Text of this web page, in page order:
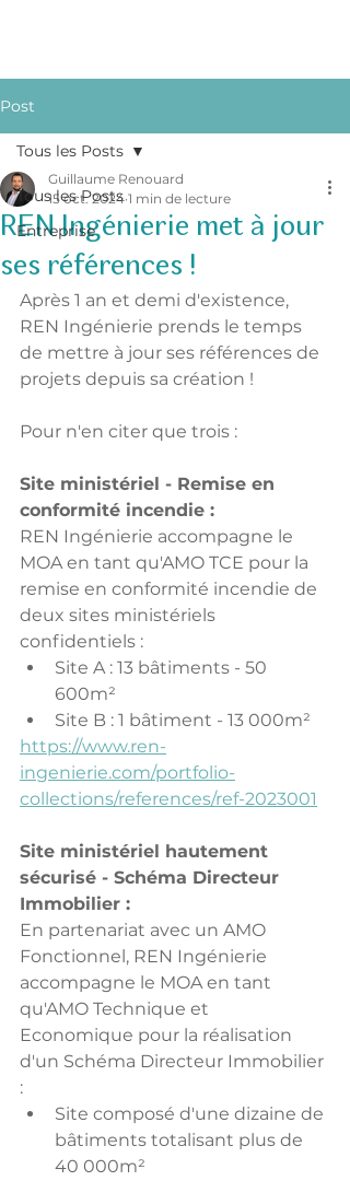
Post
Tous les Posts
Entreprise
Tous les Posts
REN Ingénierie met à jour
ses références !
Guillaume Renouard
15 oct. 2024 1 min de lecture
Après 1 an et demi d'existence,
REN Ingénierie prends le temps
de mettre à jour ses références de
projets depuis sa création !
Pour n'en citer que trois :
Site ministériel - Remise en
conformité incendie :
REN Ingénierie accompagne le
MOA en tant qu'AMO TCE pour la
remise en conformité incendie de
deux sites ministériels
confidentiels :
Site A : 13 bâtiments - 50
600m²
Site B : 1 bâtiment - 13 000m²
https://www.ren-
ingenierie.com/portfolio-
collections/references/ref-2023001
Site ministériel hautement
sécurisé - Schéma Directeur
Immobilier :
En partenariat avec un AMO
Fonctionnel, REN Ingénierie
accompagne le MOA en tant
qu'AMO Technique et
Economique pour la réalisation
d'un Schéma Directeur Immobilier
:
Site composé d'une dizaine de
bâtiments totalisant plus de
40 000m²